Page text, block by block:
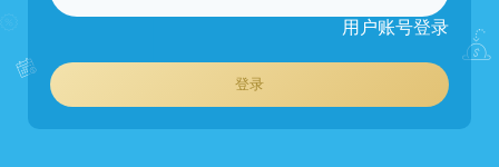
用户账号登录
登录